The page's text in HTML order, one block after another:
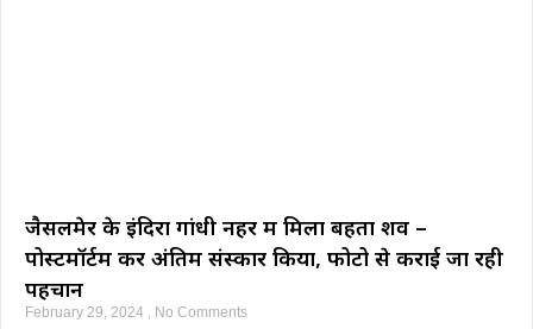
जैसलमेर के इंदिरा गांधी नहर में मिला बहता शव –
पोस्टमॉर्टम कर अंतिम संस्कार किया, फोटो से कराई जा रही
पहचान
February 29, 2024 No Comments